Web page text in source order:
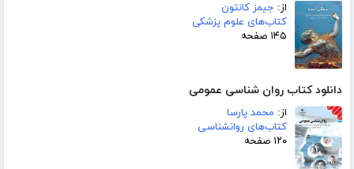
از: جیمز کانتون
کتاب‌های علوم پزشکی
۱۴۵ صفحه
دانلود کتاب روان شناسی عمومی
از: محمد پارسا
کتاب‌های روانشناسی
۱۲۰ صفحه